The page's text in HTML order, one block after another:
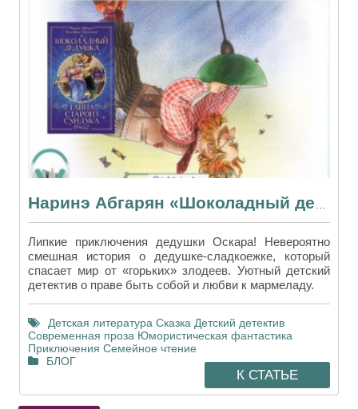
Липкие приключения дедушки Оскара! Невероятно
смешная история о дедушке-сладкоежке, который
спасает мир от «горьких» злодеев. Уютный детский
детектив о праве быть собой и любви к мармеладу.
Детская литература Сказка Детский детектив
Современная проза Юмористическая фантастика
Приключения Семейное чтение
БЛОГ
К СТАТЬЕ